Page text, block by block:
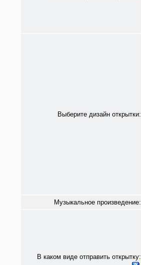
Выберите дизайн открытки:
Музыкальное произведение:
В каком виде отправить открытку: